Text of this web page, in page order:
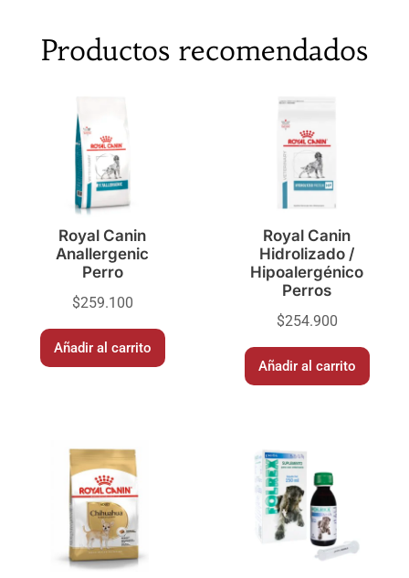
Productos recomendados
Royal Canin
Anallergenic
Perro
$259.100
Añadir al carrito
Royal Canin
Hidrolizado /
Hipoalergénico
Perros
$254.900
Añadir al carrito